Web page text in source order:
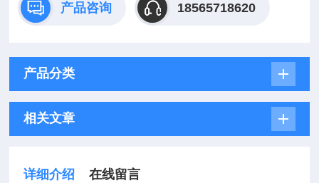
产品咨询 18565718620
产品分类
相关文章
详细介绍 在线留言